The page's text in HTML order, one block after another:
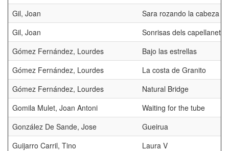
Gil, Joan
Sara rozando la cabeza
Gil, Joan
Sonrisas dels capellanets
Gómez Fernández, Lourdes
Bajo las estrellas
Gómez Fernández, Lourdes
La costa de Granito
Gómez Fernández, Lourdes
Natural Bridge
Gomila Mulet, Joan Antoni
Waiting for the tube
González De Sande, Jose
Gueirua
Guijarro Carril, Tino
Laura V